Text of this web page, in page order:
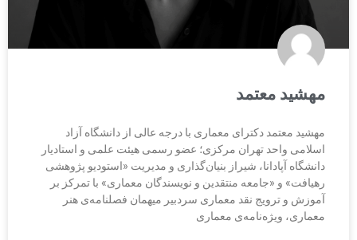
مهشید معتمد
مهشید معتمد دکترای معماری با درجه عالی از دانشگاه آزاد
اسلامی واحد تهران مرکزی؛ عضو رسمی هیئت علمی و استادیار
دانشگاه آپادانا، شیراز بنیان‌گذاری و مدیریت «استودیو پژوهشی
رهیافت» و «جامعه منتقدین و نویسندگان معماری» با تمرکز بر
آموزش و ترویج نقد معماری سردبیر میهمان فصلنامه‌ی هنر
معماری، ویژه‌نامه‌ی معماری